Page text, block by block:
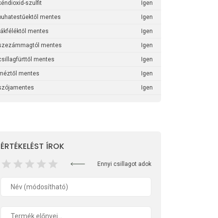
szulfit Igen
mentes Igen
mentes Igen
mentes Igen
mentes Igen
mentes Igen
Igen
ÉRTÉKELÉST ÍROK
Ennyi csillagot adok